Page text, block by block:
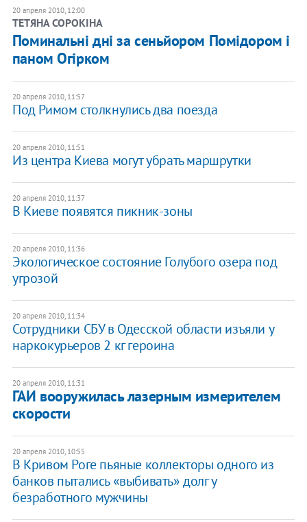
20 апреля 2010, 12:00
ТЕТЯНА СОРОКІНА
Поминальні дні за сеньйором Помідором і
паном Огірком
20 апреля 2010, 11:57
Под Римом столкнулись два поезда
20 апреля 2010, 11:51
Из центра Киева могут убрать маршрутки
20 апреля 2010, 11:37
В Киеве появятся пикник-зоны
20 апреля 2010, 11:36
Экологическое состояние Голубого озера под
угрозой
20 апреля 2010, 11:34
Сотрудники СБУ в Одесской области изъяли у
наркокурьеров 2 кг героина
20 апреля 2010, 11:31
ГАИ вооружилась лазерным измерителем
скорости
20 апреля 2010, 10:55
В Кривом Роге пьяные коллекторы одного из
банков пытались «выбивать» долг у
безработного мужчины